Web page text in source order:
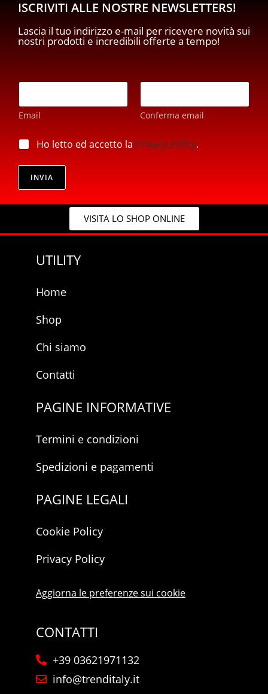
ISCRIVITI ALLE NOSTRE NEWSLETTERS!
Lascia il tuo indirizzo e-mail per ricevere novità sui
nostri prodotti e incredibili offerte a tempo!
i
l
r
v
c
y
E
a
i
*
Email Conferma email
p
r
i
a
Ho letto ed accetto la Privacy Policy.
INVIA
VISITA LO SHOP ONLINE
UTILITY
Home
Shop
Chi siamo
Contatti
PAGINE INFORMATIVE
Termini e condizioni
Spedizioni e pagamenti
PAGINE LEGALI
Cookie Policy
Privacy Policy
Aggiorna le preferenze sui cookie
CONTATTI
+39 03621971132
info@trenditaly.it